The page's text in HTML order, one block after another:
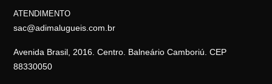
ATENDIMENTO
sac@adimalugueis.com.br
Avenida Brasil, 2016. Centro. Balneário Camboriú. CEP
88330050